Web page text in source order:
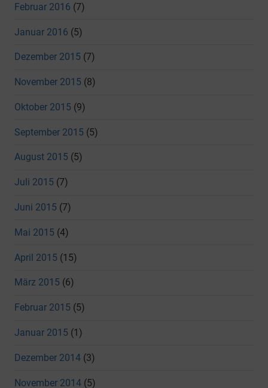
Februar 2016 (7)
Januar 2016 (5)
Dezember 2015 (7)
November 2015 (8)
Oktober 2015 (9)
September 2015 (5)
August 2015 (5)
Juli 2015 (7)
Juni 2015 (7)
Mai 2015 (4)
April 2015 (15)
März 2015 (6)
Februar 2015 (5)
Januar 2015 (1)
Dezember 2014 (3)
November 2014 (5)